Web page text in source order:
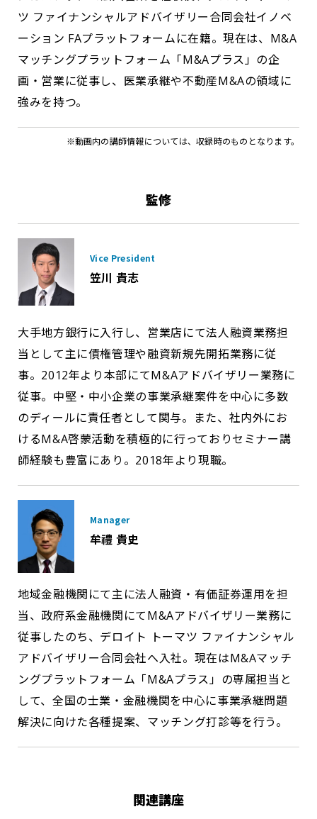
ツ ファイナンシャルアドバイザリー合同会社イノベ
ーション FAプラットフォームに在籍。現在は、M&A
マッチングプラットフォーム「M&Aプラス」の企
画・営業に従事し、医業承継や不動産M&Aの領域に
強みを持つ。
※動画内の講師情報については、収録時のものとなります。
監修
Vice President
笠川 貴志
大手地方銀行に入行し、営業店にて法人融資業務担
当として主に債権管理や融資新規先開拓業務に従
事。2012年より本部にてM&Aアドバイザリー業務に
従事。中堅・中小企業の事業承継案件を中心に多数
のディールに責任者として関与。また、社内外にお
けるM&A啓蒙活動を積極的に行っておりセミナー講
師経験も豊富にあり。2018年より現職。
Manager
牟禮 貴史
地域金融機関にて主に法人融資・有価証券運用を担
当、政府系金融機関にてM&Aアドバイザリー業務に
従事したのち、デロイト トーマツ ファイナンシャル
アドバイザリー合同会社へ入社。現在はM&Aマッチ
ングプラットフォーム「M&Aプラス」の専属担当と
して、全国の士業・金融機関を中心に事業承継問題
解決に向けた各種提案、マッチング打診等を行う。
関連講座